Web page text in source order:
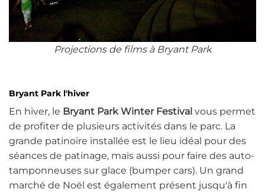
Projections de films à Bryant Park
Bryant Park l'hiver
En hiver, le Bryant Park Winter Festival vous permet
de profiter de plusieurs activités dans le parc. La
grande patinoire installée est le lieu idéal pour des
séances de patinage, mais aussi pour faire des auto-
tamponneuses sur glace (bumper cars). Un grand
marché de Noël est également présent jusqu'à fin